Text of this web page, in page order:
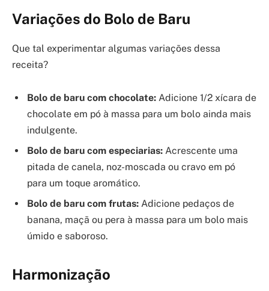
Variações do Bolo de Baru
Que tal experimentar algumas variações dessa
receita?
Bolo de baru com chocolate: Adicione 1/2 xícara de
chocolate em pó à massa para um bolo ainda mais
indulgente.
Bolo de baru com especiarias: Acrescente uma
pitada de canela, noz-moscada ou cravo em pó
para um toque aromático.
Bolo de baru com frutas: Adicione pedaços de
banana, maçã ou pera à massa para um bolo mais
úmido e saboroso.
Harmonização